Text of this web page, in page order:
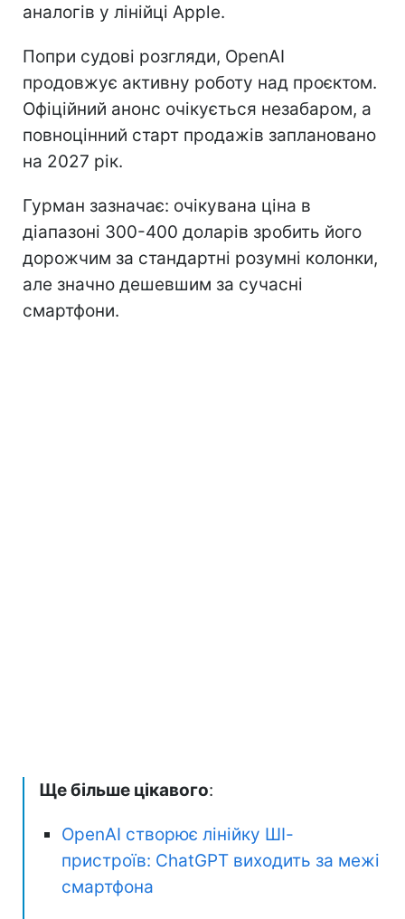
аналогів у лінійці Apple.
Попри судові розгляди, OpenAI
продовжує активну роботу над проєктом.
Офіційний анонс очікується незабаром, а
повноцінний старт продажів заплановано
на 2027 рік.
Гурман зазначає: очікувана ціна в
діапазоні 300-400 доларів зробить його
дорожчим за стандартні розумні колонки,
але значно дешевшим за сучасні
смартфони.
Ще більше цікавого:
OpenAI створює лінійку ШІ-
пристроїв: ChatGPT виходить за межі
смартфона